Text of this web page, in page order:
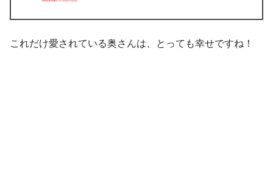
これだけ愛されている奥さんは、とっても幸せですね！